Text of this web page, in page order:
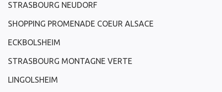
STRASBOURG NEUDORF
SHOPPING PROMENADE COEUR ALSACE
ECKBOLSHEIM
STRASBOURG MONTAGNE VERTE
LINGOLSHEIM